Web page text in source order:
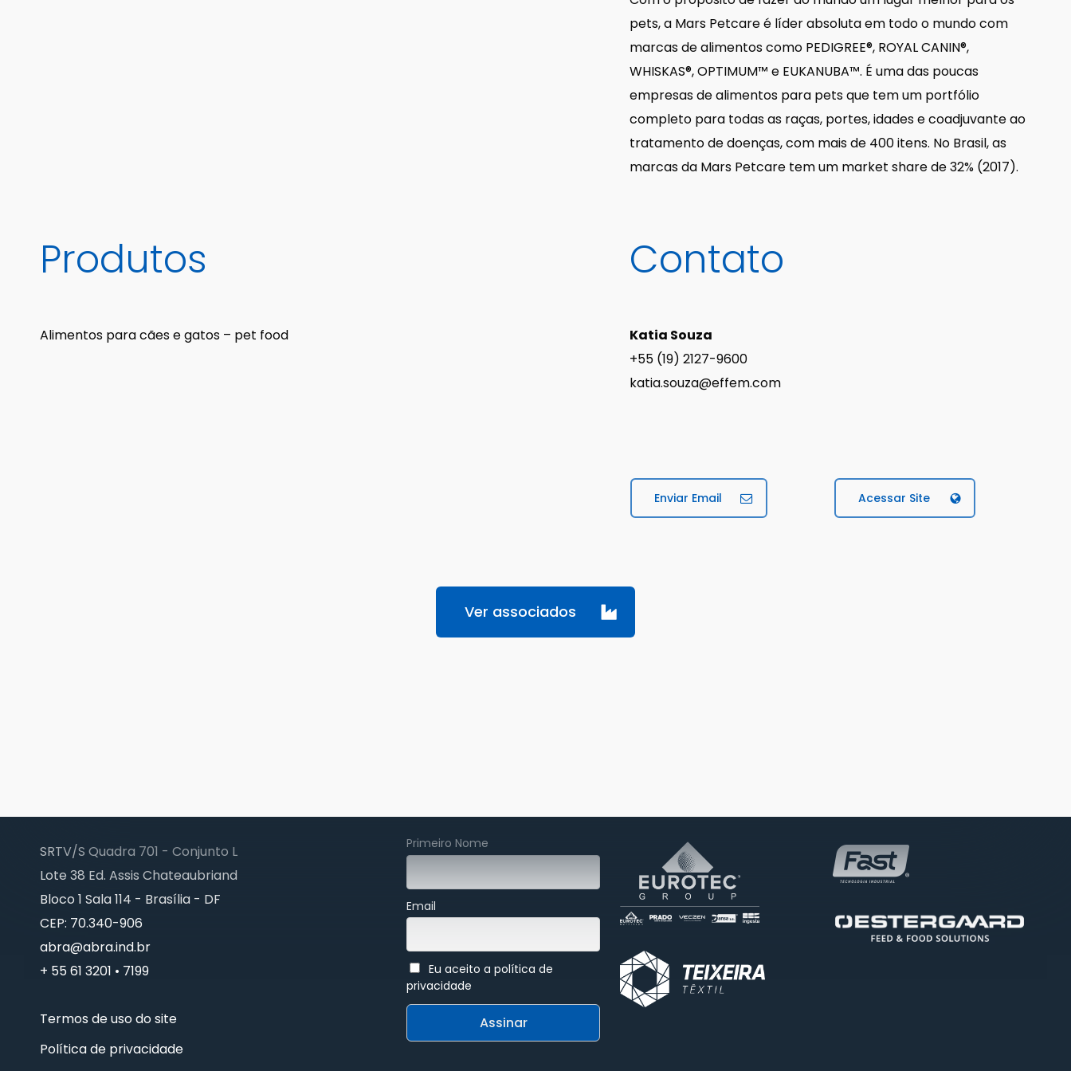
Farinha de peixes
pets, a Mars Petcare é líder absoluta em todo o mundo com
marcas de alimentos como PEDIGREE®, ROYAL CANIN®,
WHISKAS®, OPTIMUM™ e EUKANUBA™. É uma das poucas
empresas de alimentos para pets que tem um portfólio
completo para todas as raças, portes, idades e coadjuvante ao
tratamento de doenças, com mais de 400 itens. No Brasil, as
marcas da Mars Petcare tem um market share de 32% (2017).
Produtos
Alimentos para cães e gatos – pet food
Contato
Katia Souza
+55 (19) 2127-9600
katia.souza@effem.com
Enviar Email Acessar Site
Ver associados
SRTV/S Quadra 701 - Conjunto L
Lote 38 Ed. Assis Chateaubriand
Bloco 1 Sala 114 - Brasília - DF
CEP: 70.340-906
abra@abra.ind.br
+ 55 61 3201 • 7199
Termos de uso do site
Política de privacidade
Primeiro Nome
Email
Eu aceito a política de
privacidade